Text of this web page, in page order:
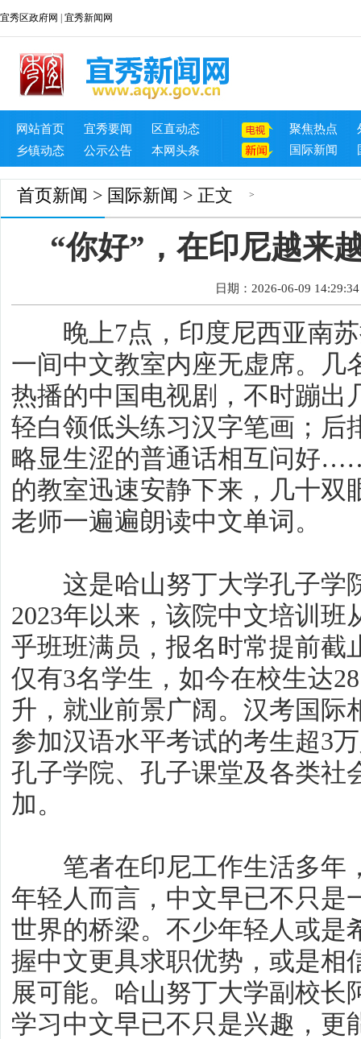
宜秀区政府网 宜秀新闻网
网站首页 宜秀要闻
区直动态
乡镇动态
公示公告 本网头条
聚焦热点
国际新闻
首页 >
新闻 > 国际新闻 > 正文
“你好”，在印尼越来
日期：2026-06-09 14:29:34
晚上7点，印度尼西亚南苏
一间中文教室内座无虚席。几
热播的中国电视剧，不时蹦出
轻白领低头练习汉字笔画；后
略显生涩的普通话相互问好
的教室迅速安静下来，几十双
老师一遍遍朗读中文单词。
这是哈山努丁大学孔子学
2023年以来，该院中文培训班
乎班班满员，报名时常提前截
仅有3名学生，如今在校生达
升，就业前景广阔。汉考国际
参加汉语水平考试的考生超3
孔子学院、孔子课堂及各类社
加。
笔者在印尼工作生活多年
年轻人而言，中文早已不只是
世界的桥梁。不少年轻人或是
握中文更具求职优势，或是相
展可能。哈山努丁大学副校长
学习中文早已不只是兴趣，更